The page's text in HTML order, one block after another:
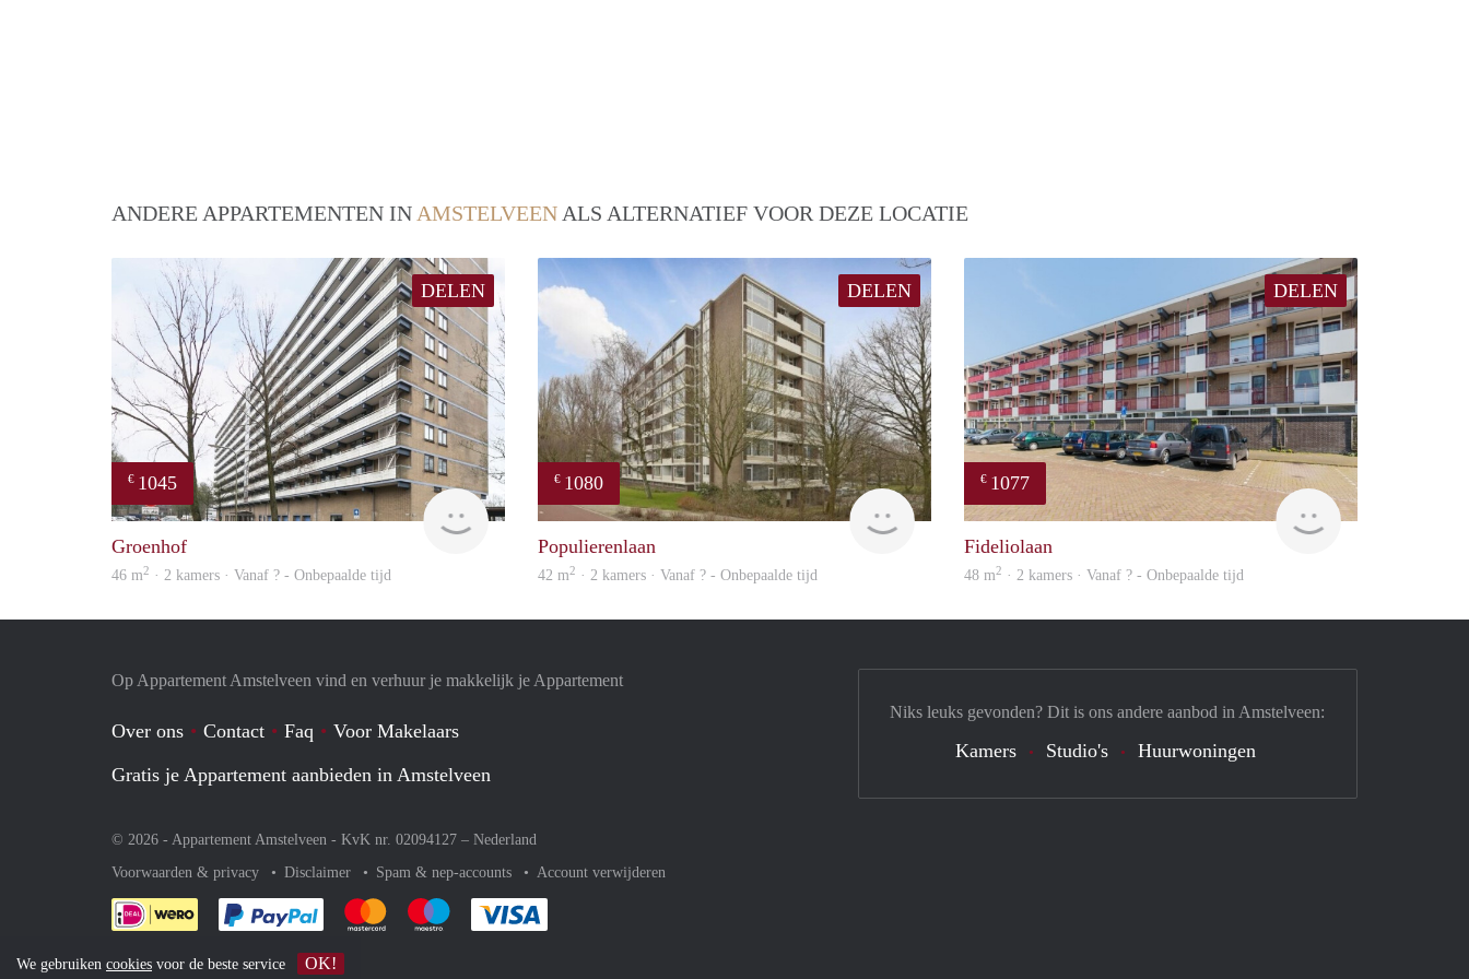
ANDERE APPARTEMENTEN IN AMSTELVEEN ALS ALTERNATIEF VOOR DEZE LOCATIE
DELEN
€ 1045
Woning
Groenhof
46 m2 · 2 kamers · Vanaf ? - Onbepaalde tijd
DELEN
€ 1080
finder
Populierenlaan
42 m2 · 2 kamers · Vanaf ? - Onbepaalde tijd
DELEN
€ 1077
Woning
Fideliolaan
48 m2 · 2 kamers · Vanaf ? - Onbepaalde tijd
Op Appartement Amstelveen vind en verhuur je makkelijk je Appartement
Over ons Contact Faq
Voor Makelaars
Gratis je Appartement aanbieden in Amstelveen
© 2026 - Appartement Amstelveen - KvK nr. 02094127 – Nederland
Voorwaarden & privacy
Disclaimer Spam & nep-accounts Account verwijderen
Je rekent gemakkelijk af met Paypal
Je rekent gemakkelijk af met Mastercard
Je rekent gemakkelijk af met Meastro
Niks leuks gevonden? Dit is ons andere aanbod in Amstelveen:
Kamers Studio's Huurwoningen
We gebruiken cookies voor de beste service OK!